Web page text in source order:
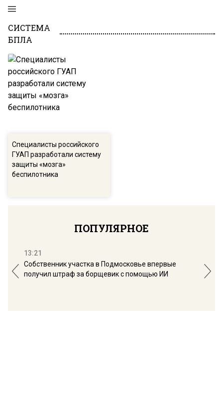
СИСТЕМА
БПЛА
Специалисты российского
ГУАП разработали систему
защиты «мозга»
беспилотника
ПОПУЛЯРНОЕ
13:21
Собственник участка в Подмосковье впервые
получил штраф за борщевик с помощью ИИ